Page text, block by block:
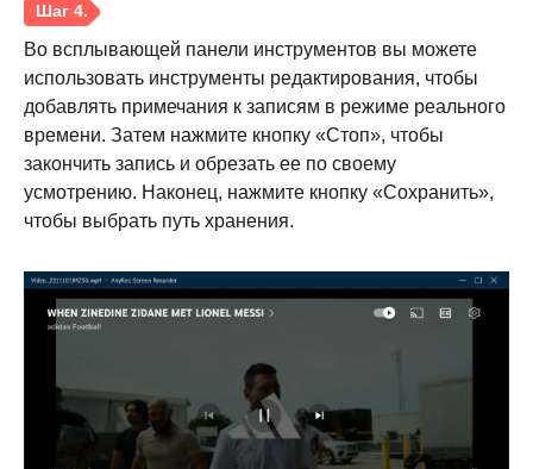
Шаг 2.
Во всплывающей панели инструментов вы можете
использовать инструменты редактирования, чтобы
добавлять примечания к записям в режиме реального
времени. Затем нажмите кнопку «Стоп», чтобы
закончить запись и обрезать ее по своему
усмотрению. Наконец, нажмите кнопку «Сохранить»,
чтобы выбрать путь хранения.